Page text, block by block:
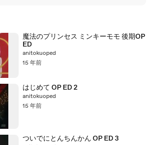
魔法のプリンセス ミンキーモモ 後期OP
ED
anitokuoped
15 年前
はじめて OP ED 2
anitokuoped
15 年前
ついでにとんちんかん OP ED 3